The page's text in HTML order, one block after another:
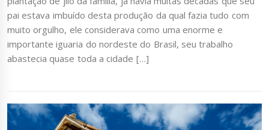
pai estava imbuído desta produção da qual fazia tudo com
muito orgulho, ele considerava como uma enorme e
importante iguaria do nordeste do Brasil, seu trabalho
abastecia quase toda a cidade […]